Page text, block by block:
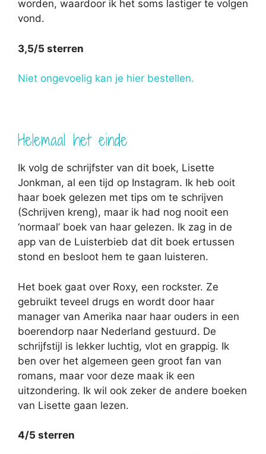
worden, waardoor ik het soms lastiger te volgen
vond.
3,5/5 sterren
Niet ongevoelig kan je hier bestellen.
Helemaal het einde
Ik volg de schrijfster van dit boek, Lisette
Jonkman, al een tijd op Instagram. Ik heb ooit
haar boek gelezen met tips om te schrijven
(Schrijven kreng), maar ik had nog nooit een
‘normaal’ boek van haar gelezen. Ik zag in de
app van de Luisterbieb dat dit boek ertussen
stond en besloot hem te gaan luisteren.
Het boek gaat over Roxy, een rockster. Ze
gebruikt teveel drugs en wordt door haar
manager van Amerika naar haar ouders in een
boerendorp naar Nederland gestuurd. De
schrijfstijl is lekker luchtig, vlot en grappig. Ik
ben over het algemeen geen groot fan van
romans, maar voor deze maak ik een
uitzondering. Ik wil ook zeker de andere boeken
van Lisette gaan lezen.
4/5 sterren